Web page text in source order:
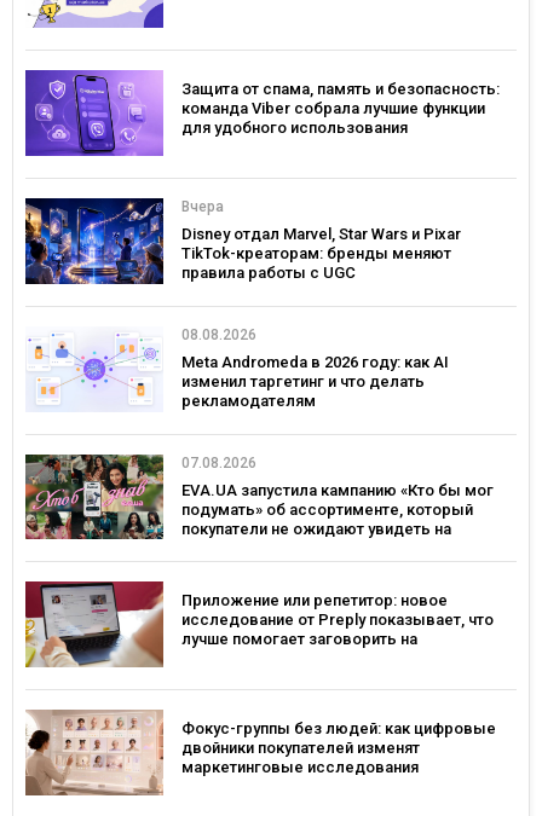
Защита от спама, память и безопасность:
команда Viber собрала лучшие функции
для удобного использования
Вчера
Disney отдал Marvel, Star Wars и Pixar
TikTok-креаторам: бренды меняют
правила работы с UGC
08.08.2026
Meta Andromeda в 2026 году: как AI
изменил таргетинг и что делать
рекламодателям
07.08.2026
EVA.UA запустила кампанию «Кто бы мог
подумать» об ассортименте, который
покупатели не ожидают увидеть на
Приложение или репетитор: новое
исследование от Preply показывает, что
лучше помогает заговорить на
Фокус-группы без людей: как цифровые
двойники покупателей изменят
маркетинговые исследования